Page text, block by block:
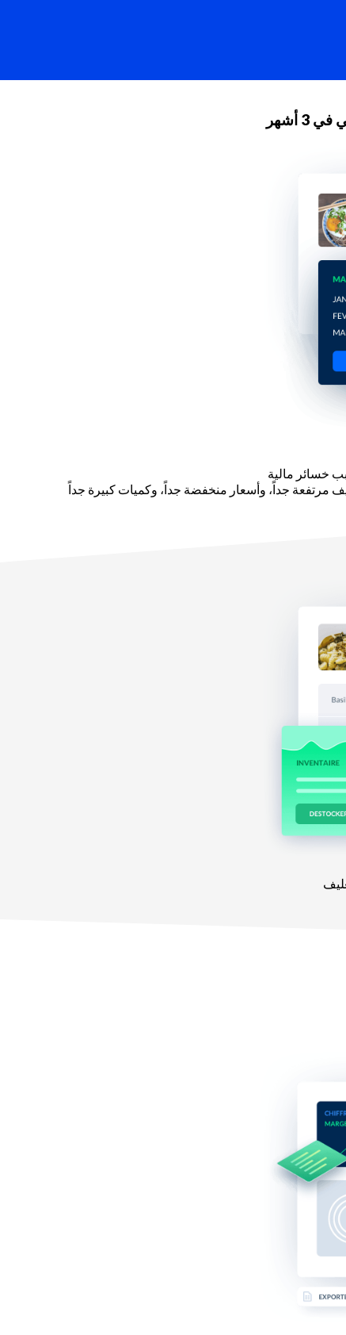
خسائر مالية
مرتفعة جداً، وأسعار منخفضة جداً، وكميات كبيرة جداً